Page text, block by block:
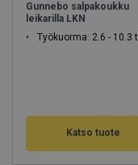
Gunnebo salpakoukku
leikarilla LKN
Työkuorma: 2.6 - 10.3 t
Katso tuote